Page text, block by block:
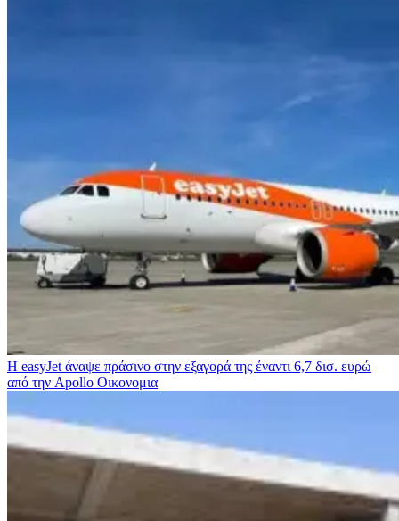
Η easyJet άναψε πράσινο στην εξαγορά της έναντι 6,7 δισ. ευρώ
από την Apollo Οικονομια